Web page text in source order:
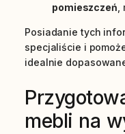
pomieszczeń
Posiadanie tych
specjaliście i
idealnie
mebli na